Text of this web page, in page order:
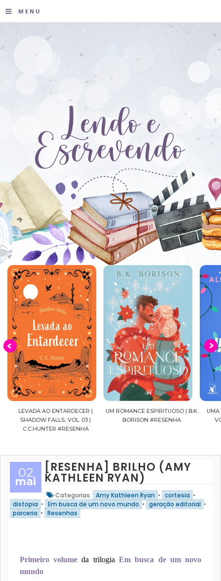
≡ MENU
LEVADA AO ENTARDECER |
SHADOW FALLS, VOL. 03 |
C.C.HUNTER #RESENHA
UM ROMANCE ESPIRITUOSO | B.K.
BORISON #RESENHA
UMA
02
mai
[RESENHA] BRILHO (AMY
KATHLEEN RYAN)
Categorias: Amy Kathleen Ryan • cortesia •
distopia • Em busca de um novo mundo • geração editorial •
parceria • Resenhas
Primeiro volumeda trilogia Em busca de um novo
mundo